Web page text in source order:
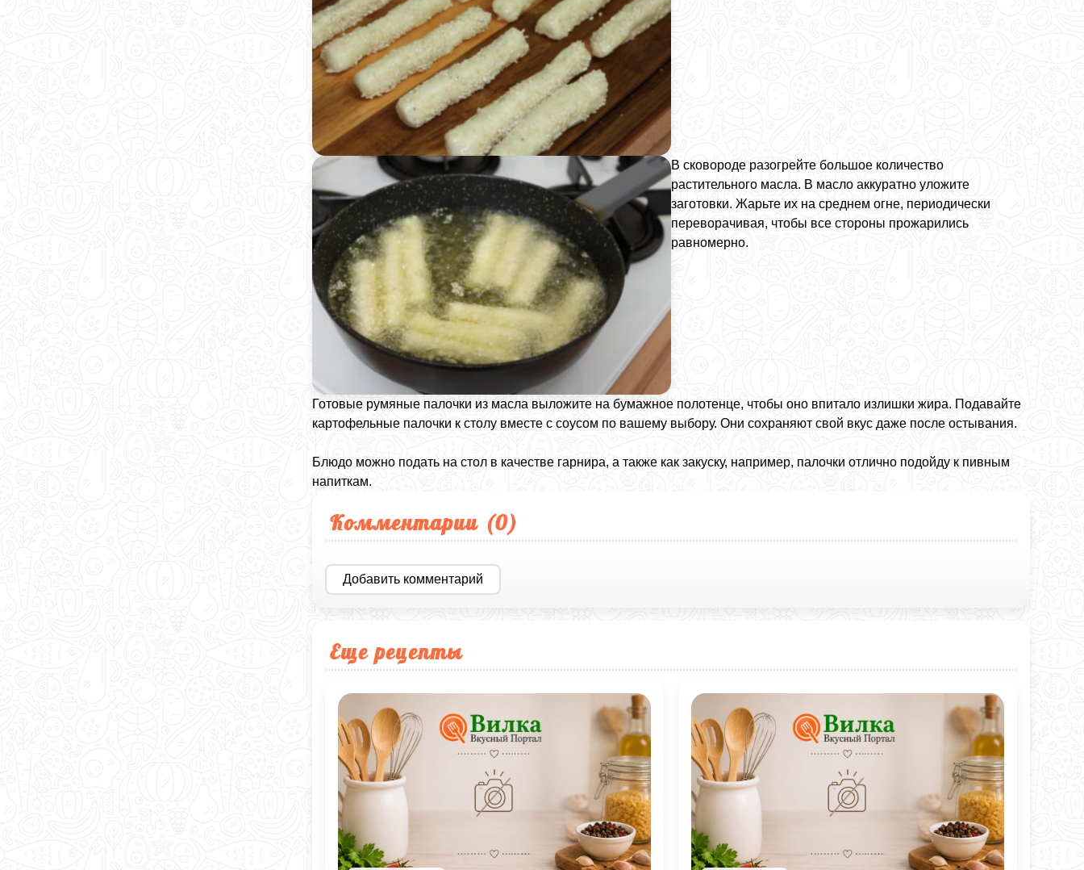
В сковороде разогрейте большое количество
растительного масла. В масло аккуратно уложите
заготовки. Жарьте их на среднем огне, периодически
переворачивая, чтобы все стороны прожарились
равномерно.
Готовые румяные палочки из масла выложите на бумажное полотенце, чтобы оно впитало излишки жира. Подавайте
картофельные палочки к столу вместе с соусом по вашему выбору. Они сохраняют свой вкус даже после остывания.
Блюдо можно подать на стол в качестве гарнира, а также как закуску, например, палочки отлично подойду к пивным
напиткам.
Комментарии (0)
Добавить комментарий
Еще рецепты